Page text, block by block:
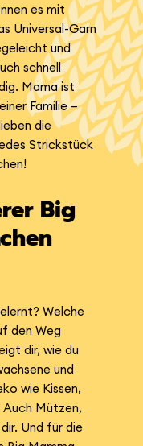
es mit
Universal-Garn
und
schnell
Mama ist
Familie –
die
Strickstück
Big
Welche
den Weg
dir, wie du
und
wie Kissen,
Mützen,
Und für die